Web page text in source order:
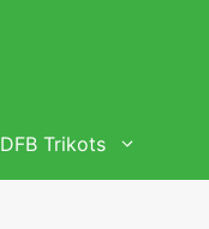
DFB Trikots